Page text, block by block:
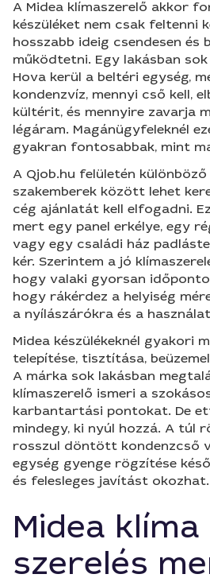
A Midea klímaszerelő akkor
készüléket nem csak feltenni
hosszabb ideig csendesen és
működtetni. Egy lakásban
Hova kerül a beltéri egység,
kondenzvíz, mennyi cső kell,
kültérit, és mennyire zavarja
légáram. Magánügyfeleknél
gyakran fontosabbak, mint
A Qjob.hu felületén különböző
szakemberek között lehet
cég ajánlatát kell elfogadni.
mert egy panel erkélye, egy
vagy egy családi ház
kér. Szerintem a jó
hogy valaki gyorsan
hogy rákérdez a helyiség
a nyílászárókra és a
Midea készülékeknél gyakori
telepítése, tisztítása,
A márka sok lakásban
klímaszerelő ismeri a
karbantartási pontokat. De
mindegy, ki nyúl hozzá. A túl
rosszul döntött kondenzcső
egység gyenge rögzítése
és felesleges javítást okozhat.
Midea klíma
szerelés